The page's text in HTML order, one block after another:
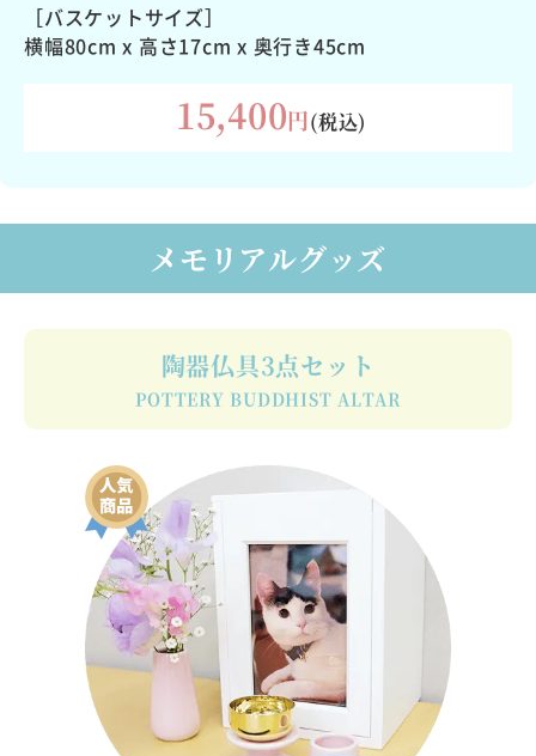
［バスケットサイズ］
横幅80cm x 高さ17cm x 奥行き45cm
15,400円(税込)
メモリアルグッズ
陶器仏具3点セット
POTTERY BUDDHIST ALTAR